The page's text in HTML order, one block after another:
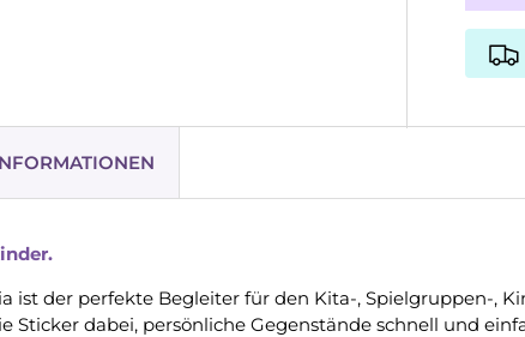
ist der perfekte Begleiter für den Kita-, Spielgruppen-,
Sticker dabei, persönliche Gegenstände schnell und